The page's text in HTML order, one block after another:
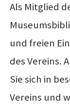
Als Mitglied
und freien
des Vereins.
Sie sich in
Vereins und